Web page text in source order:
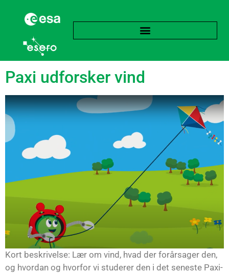
Tag:Vejret
Paxi udforsker vind
Kort beskrivelse: Lær om vind, hvad der forårsager den,
og hvordan og hvorfor vi studerer den i det seneste Paxi-